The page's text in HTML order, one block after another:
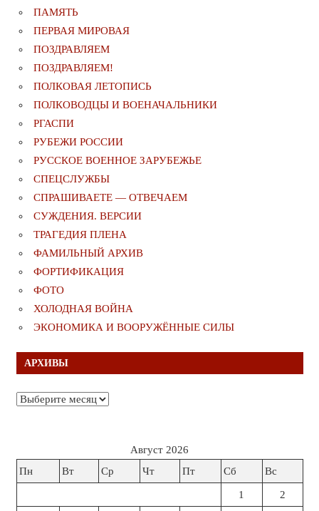
ПАМЯТЬ
ПЕРВАЯ МИРОВАЯ
ПОЗДРАВЛЯЕМ
ПОЗДРАВЛЯЕМ!
ПОЛКОВАЯ ЛЕТОПИСЬ
ПОЛКОВОДЦЫ И ВОЕНАЧАЛЬНИКИ
РГАСПИ
РУБЕЖИ РОССИИ
РУССКОЕ ВОЕННОЕ ЗАРУБЕЖЬЕ
СПЕЦСЛУЖБЫ
СПРАШИВАЕТЕ — ОТВЕЧАЕМ
СУЖДЕНИЯ. ВЕРСИИ
ТРАГЕДИЯ ПЛЕНА
ФАМИЛЬНЫЙ АРХИВ
ФОРТИФИКАЦИЯ
ФОТО
ХОЛОДНАЯ ВОЙНА
ЭКОНОМИКА И ВООРУЖЁННЫЕ СИЛЫ
АРХИВЫ
Архивы
Август 2026
Пн
Вт Ср Чт Пт Сб Вс
1 2